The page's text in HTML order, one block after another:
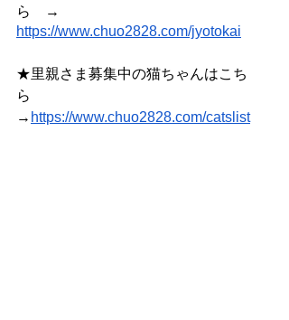
ら　→
https://www.chuo2828.com/jyotokai
★里親さま募集中の猫ちゃんはこち
ら
→ https://www.chuo2828.com/catslist